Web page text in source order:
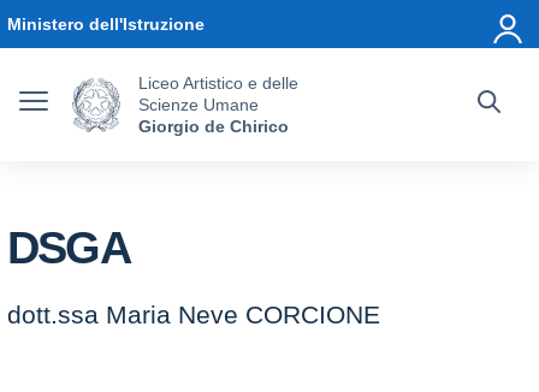
Ministero dell'Istruzione
Liceo Artistico e delle
Scienze Umane
Giorgio de Chirico
DSGA
dott.ssa Maria Neve CORCIONE